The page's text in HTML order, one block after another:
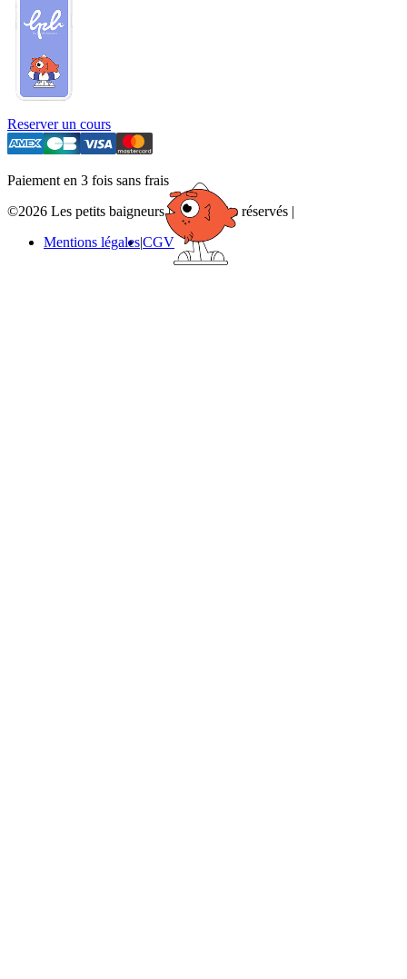
Reserver un cours
Paiement en 3 fois sans frais
©2026 Les petits baigneurs | Tous droits réservés |
Mentions légalesCGV